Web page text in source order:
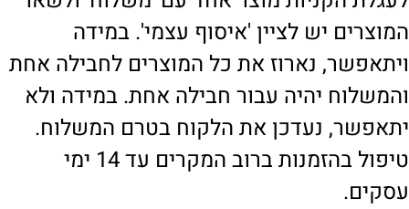
המוצרים יש לציין 'איסוף עצמי'. במידה
ויתאפשר, נארוז את כל המוצרים לחבילה אחת
והמשלוח יהיה עבור חבילה אחת. במידה ולא
יתאפשר, נעדכן את הלקוח בטרם המשלוח.
טיפול בהזמנות ברוב המקרים עד 14 ימי
עסקים.